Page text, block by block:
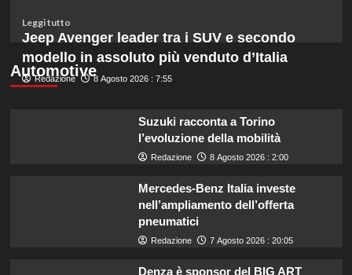
per
settore
primario.
Leggi tuttoLeggi
di
più
su
Rinfresca
Automotive
Jeep Avenger leader tra i SUV e secondo
modello in assoluto più venduto d’Italia
Redazione 8 Agosto 2026 : 7:55
Suzuki racconta a Torino
l’evoluzione della mobilità
Redazione 8 Agosto 2026 : 2:00
Mercedes-Benz Italia investe
nell’ampliamento dell’offerta
pneumatici
Redazione 7 Agosto 2026 : 20:05
Denza è sponsor del BIG ART